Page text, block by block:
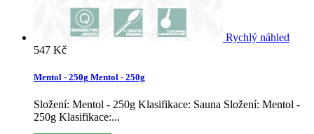
Rychlý náhled
547 Kč
Mentol - 250g Mentol - 250g
Složení: Mentol - 250g Klasifikace: Sauna Složení: Mentol -
250g Klasifikace:...